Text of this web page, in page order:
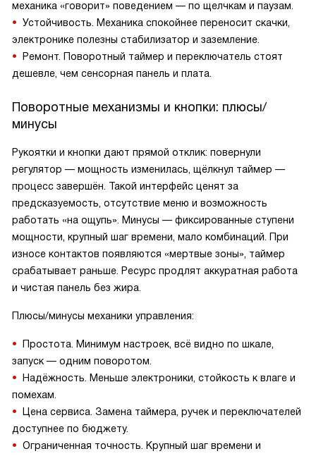
механика «говорит» поведением — по щелчкам и паузам.
Устойчивость. Механика спокойнее переносит скачки,
электронике полезны стабилизатор и заземление.
Ремонт. Поворотный таймер и переключатель стоят
дешевле, чем сенсорная панель и плата.
Поворотные механизмы и кнопки: плюсы/
минусы
Рукоятки и кнопки дают прямой отклик: повернули
регулятор — мощность изменилась, щёлкнул таймер —
процесс завершён. Такой интерфейс ценят за
предсказуемость, отсутствие меню и возможность
работать «на ощупь». Минусы — фиксированные ступени
мощности, крупный шаг времени, мало комбинаций. При
износе контактов появляются «мертвые зоны», таймер
срабатывает раньше. Ресурс продлят аккуратная работа
и чистая панель без жира.
Плюсы/минусы механики управления:
Простота. Минимум настроек, всё видно по шкале,
запуск — одним поворотом.
Надёжность. Меньше электроники, стойкость к влаге и
помехам.
Цена сервиса. Замена таймера, ручек и переключателей
доступнее по бюджету.
Ограниченная точность. Крупный шаг времени и